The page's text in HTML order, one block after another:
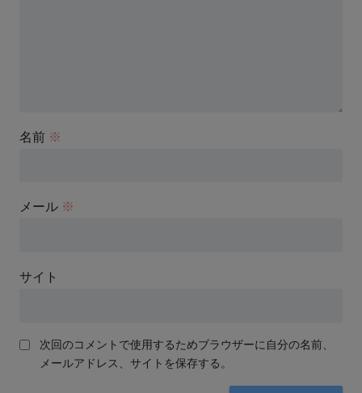
名前 ※
メール ※
サイト
次回のコメントで使用するためブラウザーに自分の名前、
メールアドレス、サイトを保存する。